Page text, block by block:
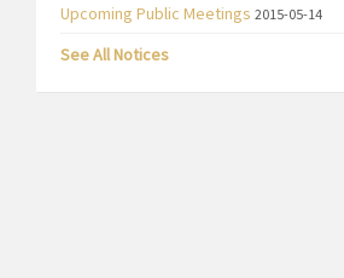
Upcoming Public Meetings 2015-05-14
See All Notices